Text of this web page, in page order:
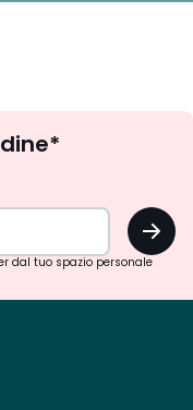
OK
dal tuo spazio personale